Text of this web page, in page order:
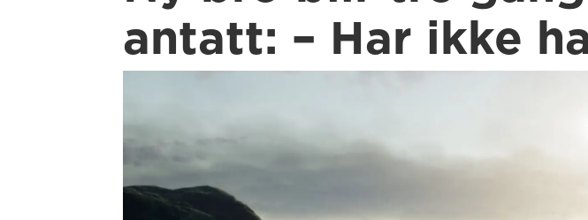
antatt: – Har ikke